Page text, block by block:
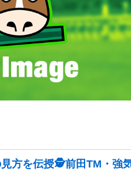
方を伝授🕵前田TM・強